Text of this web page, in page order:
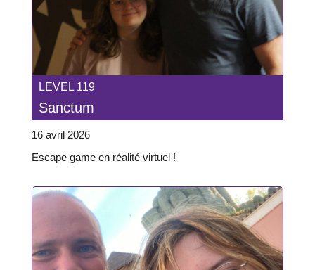
LEVEL 119
Sanctum
16 avril 2026
Escape game en réalité virtuel !